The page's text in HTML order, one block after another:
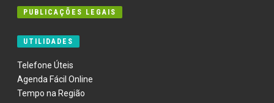
PUBLICAÇÕES LEGAIS
UTILIDADES
Telefone Úteis
Agenda Fácil Online
Tempo na Região